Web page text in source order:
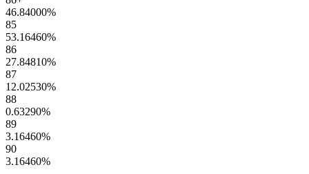
46.84000%
85
53.16460%
86
27.84810%
87
12.02530%
88
0.63290%
89
3.16460%
90
3.16460%